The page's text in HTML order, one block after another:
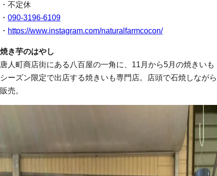
・不定休
・ 090-3196-6109
・ https://www.instagram.com/naturalfarmcocon/
焼き芋のはやし
唐人町商店街にある八百屋の一角に、11月から5月の焼きいも
シーズン限定で出店する焼きいも専門店。店頭で石焼しながら
販売。